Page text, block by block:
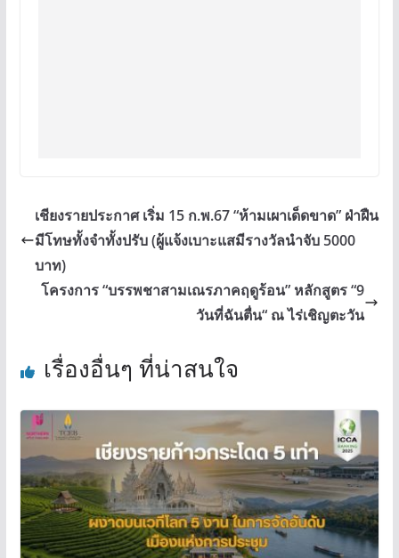
เชียงรายประกาศ เริ่ม 15 ก.พ.67 “ห้ามเผาเด็ดขาด” ฝ่าฝืน
มีโทษทั้งจำทั้งปรับ (ผู้แจ้งเบาะแสมีรางวัลนำจับ 5000
บาท)
โครงการ “บรรพชาสามเณรภาคฤดูร้อน” หลักสูตร “9
วันที่ฉันตื่น“ ณ ไร่เชิญตะวัน
เรื่องอื่นๆ ที่น่าสนใจ